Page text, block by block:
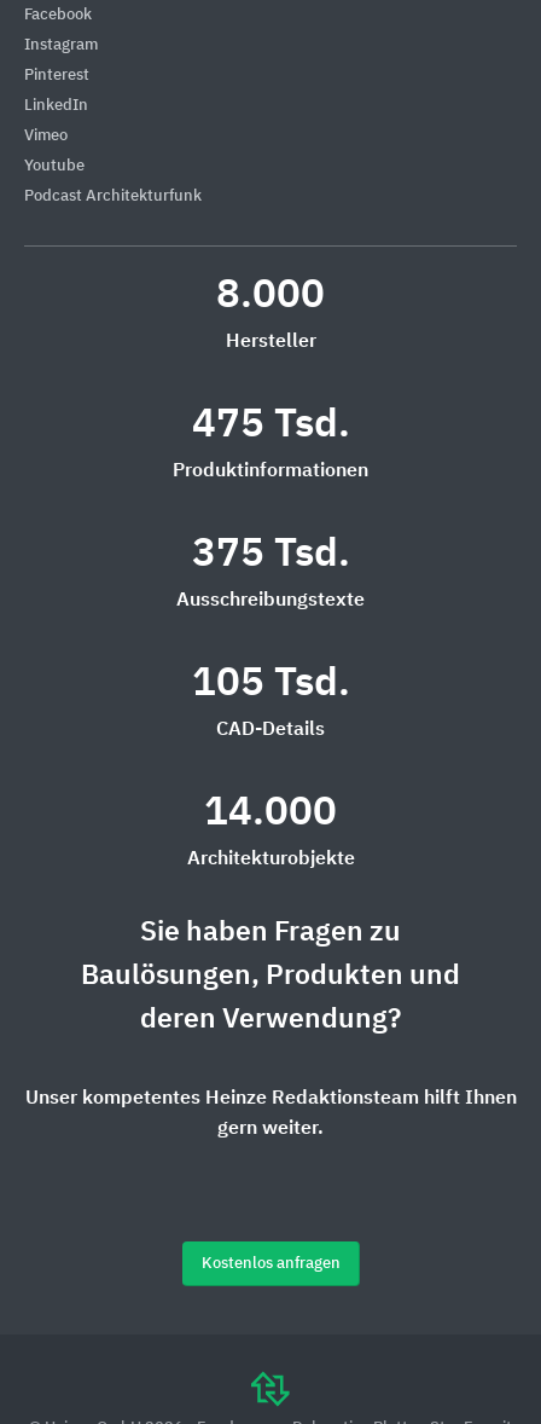
Facebook
Instagram
Pinterest
LinkedIn
Vimeo
Youtube
Podcast Architekturfunk
8.000
Hersteller
475 Tsd.
Produktinformationen
375 Tsd.
Ausschreibungstexte
105 Tsd.
CAD-Details
14.000
Architekturobjekte
Sie haben Fragen zu
Baulösungen, Produkten und
deren Verwendung?
Unser kompetentes Heinze Redaktionsteam hilft Ihnen
gern weiter.
Kostenlos anfragen